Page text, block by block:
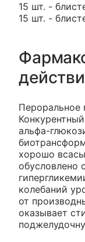
15 шт. -
15 шт. -
Пероральное
альфа-
хорошо
обусловлено
колебаний
от
оказывает